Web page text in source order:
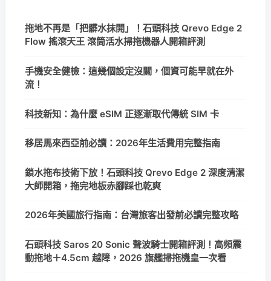
拖地不再是「把髒水抹開」！石頭科技 Qrevo Edge 2
Flow 搖滾天王 滾筒活水掃拖機器人開箱評測
手機安全健檢：這幾個設定沒關，個資可能早就在外
流！
科技新知：為什麼 eSIM 正逐漸取代傳統 SIM 卡
移居馬來西亞前必讀：2026年生活費用完整指南
鎖水拖布技術下放！石頭科技 Qrevo Edge 2 深度清潔
大師開箱，拖完地板赤腳踩也乾爽
2026年美國旅行指南：台灣旅客出發前必讀完整攻略
石頭科技 Saros 20 Sonic 聲波騎士開箱評測！高頻震
動拖地＋4.5cm 越障，2026 旗艦掃拖機皇一次看